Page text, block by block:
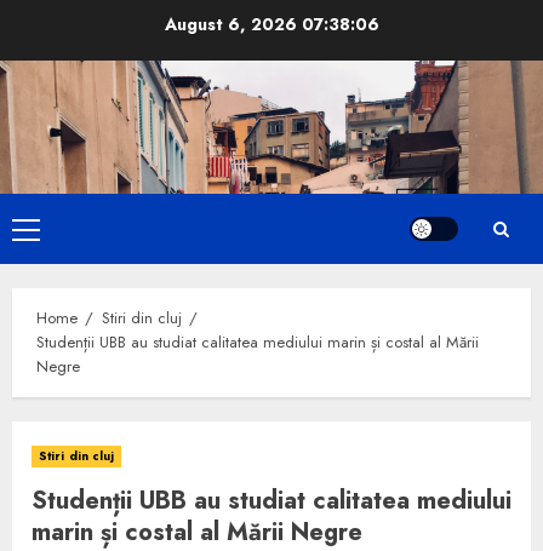
content
August 6, 2026 07:38:07
Primary
Menu
Home
Stiri din cluj
Studenții UBB au studiat calitatea mediului marin și costal al Mării
Negre
Stiri din cluj
Studenții UBB au studiat calitatea mediului
marin și costal al Mării Negre